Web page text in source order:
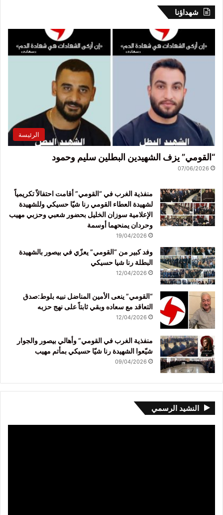
شهداؤنا
الرئيسة
“القومي” يزف الشهيدين البطلين سليم وحمود
07/06/2026
منفذية الغرب في “القومي” أقامت احتفالاً تكريمياً
لشهيدة العطاء القومي رنا شيّا حسيكي وللشهيدة
الإعلامية سوزان الخليل بحضور شعبي وحزبي مهيب
وحردان يمنحهما أوسمة
19/04/2026
وفد كبير من “القومي” يعزّي في بيصور بالشهيدة
البطلة رنا شيا حسيكي
12/04/2026
“القومي” ينعى الأمين المناضل نبيه بلوط:صدق
التعاقد مع سعاده وبقي ثابتاً على نهج حزبه
12/04/2026
منفذية الغرب في القومي” وأهالي بيصور والجوار
شيّعوا الشهيدة رنا شيّا حسيكي بمأتم مهيب
09/04/2026
النشيد الرسمي